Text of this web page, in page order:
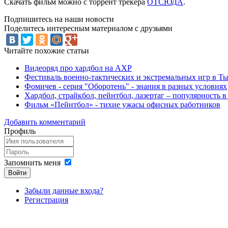
Скачать фильм можно с торрент трекера ОТСЮДА.
Подпишитесь на наши новости
Поделитесь интересным материалом с друзьями
Читайте похожие статьи
Видеоряд про хардбол на АХР
Фестиваль военно-тактических и экстремальных игр в
Фомичев - серия "Оборотень" - знания в разных условиях
Хардбол, страйкбол, пейнтбол, лазертаг – популярность
Фильм «Пейнтбол» - тихие ужасы офисных работников
Добавить комментарий
Профиль
Запомнить меня
Войти
Забыли данные входа?
Регистрация